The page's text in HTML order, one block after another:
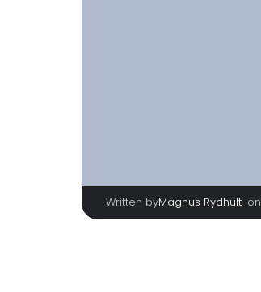
Written byMagnus Rydhult on